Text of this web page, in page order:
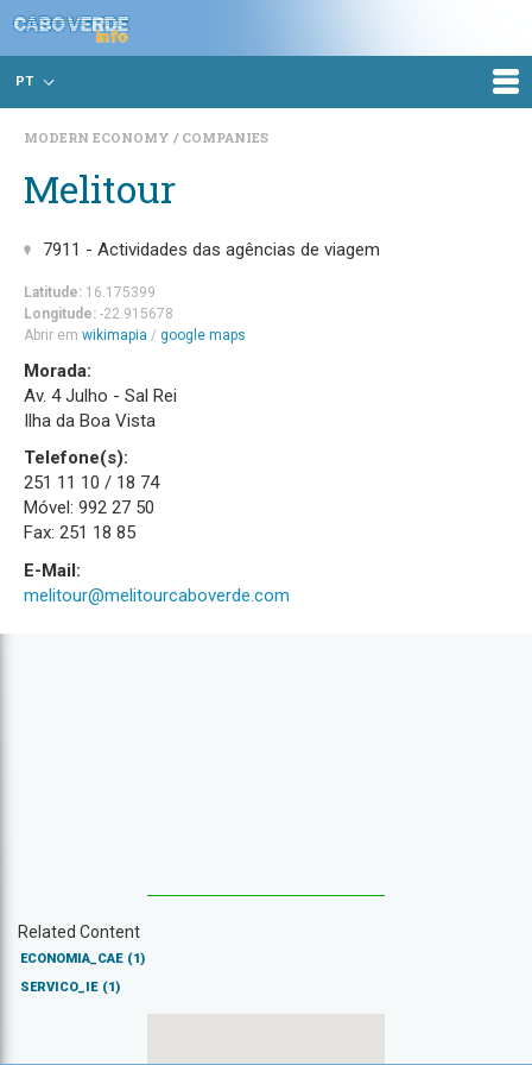
PT
MODERN ECONOMY COMPANIES
Melitour
7911 - Actividades das agências de viagem
Latitude: 16.175399
Longitude: -22.915678
Abrir em wikimapia / google maps
Morada:
Av. 4 Julho - Sal Rei
Ilha da Boa Vista
Telefone(s):
251 11 10 / 18 74
Móvel: 992 27 50
Fax: 251 18 85
E-Mail:
melitour@melitourcaboverde.com
Related Content
ECONOMIA_CAE (1)
SERVICO_IE (1)